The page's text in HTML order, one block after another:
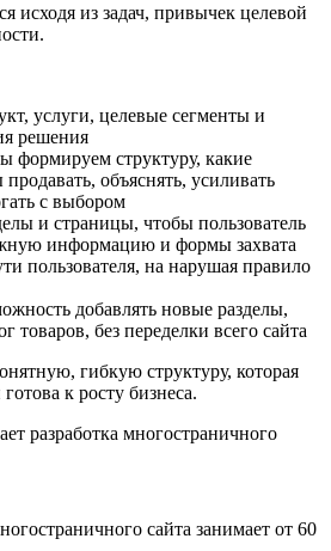
исходя из задач, привычек целевой
услуги, целевые сегменты и
решения
формируем структуру, какие
объяснять, усиливать
с выбором
и страницы, чтобы пользователь
информацию и формы захвата
пользователя, на нарушая правило
добавлять новые разделы,
товаров, без переделки всего сайта
гибкую структуру, которая
к росту бизнеса.
разработка многостраничного
сайта занимает от 60